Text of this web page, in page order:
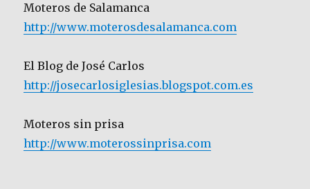
Moteros de Salamanca
http://www.moterosdesalamanca.com
El Blog de José Carlos
http://josecarlosiglesias.blogspot.com.es
Moteros sin prisa
http://www.moterossinprisa.com